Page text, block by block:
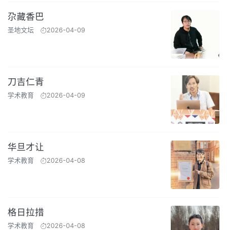
尕藏香巴
圣地文坛 2026-04-09
刀吉仁青
学术教育 2026-04-09
华旦才让
学术教育 2026-04-08
格日拉措
学术教育 2026-04-08